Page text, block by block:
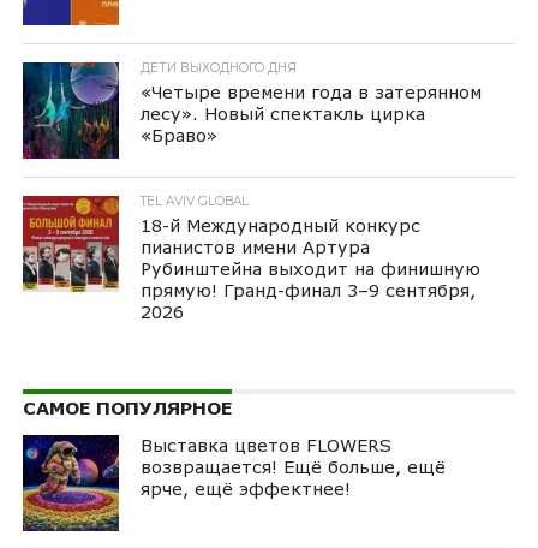
ДЕТИ ВЫХОДНОГО ДНЯ
«Четыре времени года в затерянном
лесу». Новый спектакль цирка
«Браво»
TEL AVIV GLOBAL
18-й Международный конкурс
пианистов имени Артура
Рубинштейна выходит на финишную
прямую! Гранд-финал 3–9 сентября,
2026
САМОЕ ПОПУЛЯРНОЕ
Выставка цветов FLOWERS
возвращается! Ещё больше, ещё
ярче, ещё эффектнее!